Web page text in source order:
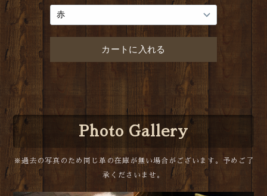
Photo Gallery
※過去の写真のため同じ革の在庫が無い場合がございます。予めご了
承くださいませ。